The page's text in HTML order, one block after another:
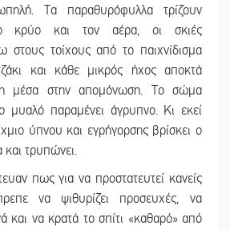
Τα παραθυρόφυλλα τρίζουν
κρύο και τον αέρα, οι σκιές
στους τοίχους από το παιχνίδισμα
και κάθε μικρός ήχος αποκτά
μέσα στην απομόνωση. Το σώμα
μυαλό παραμένει άγρυπνο. Κι εκεί
ύπνου και εγρήγορσης βρίσκει ο
τρυπώνει.
πως για να προστατευτεί κανείς
να ψιθυρίζει προσευχές, να
και να κρατά το σπίτι «καθαρό» από